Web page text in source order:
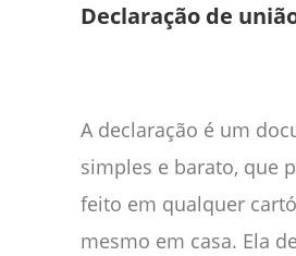
Declaração de
A declaração é um
simples e barato, que
feito em qualquer
mesmo em casa. Ela